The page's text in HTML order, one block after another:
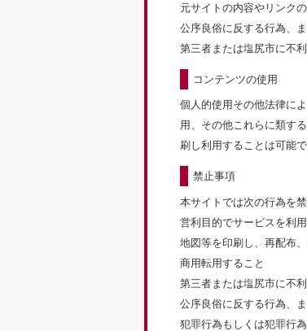
元サイトの内容やリンク
公序良俗に反する行為、
第三者または塩尻市に不
コンテンツの使用
個人的使用その他法律に
用、その他これらに類す
刷し利用することは可能で
禁止事項
本サイトでは次の行為を禁
営利目的でサービスを利
地図等を印刷し、再配布
商用転用すること
第三者または塩尻市に不
公序良俗に反する行為、
犯罪行為もしくは犯罪行